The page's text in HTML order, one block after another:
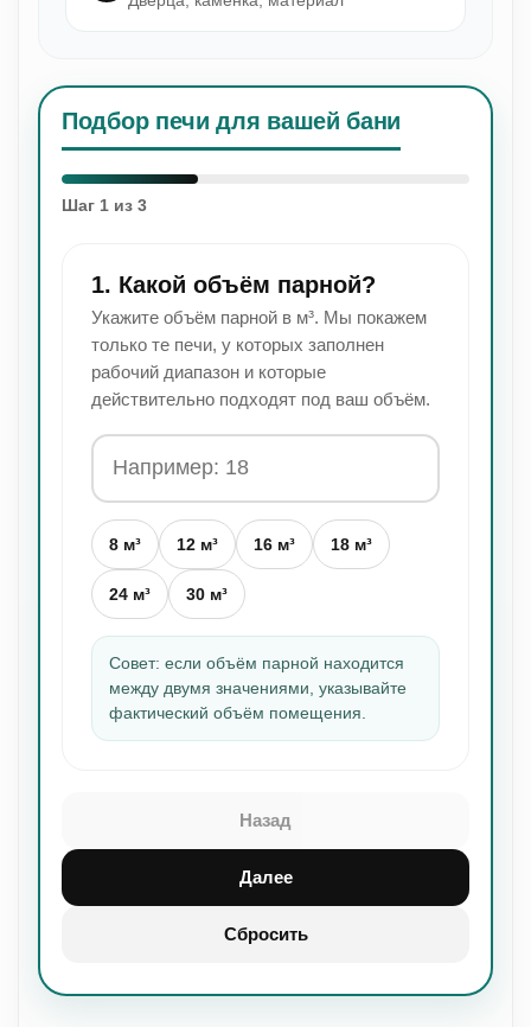
Подбор печи для вашей бани
Шаг 1 из 3
1. Какой объём парной?
Укажите объём парной в м³. Мы покажем
только те печи, у которых заполнен
рабочий диапазон и которые
действительно подходят под ваш объём.
8 м³ 12 м³ 16 м³ 18 м³
24 м³ 30 м³
Совет: если объём парной находится
между двумя значениями, указывайте
фактический объём помещения.
Назад
Далее
Сбросить